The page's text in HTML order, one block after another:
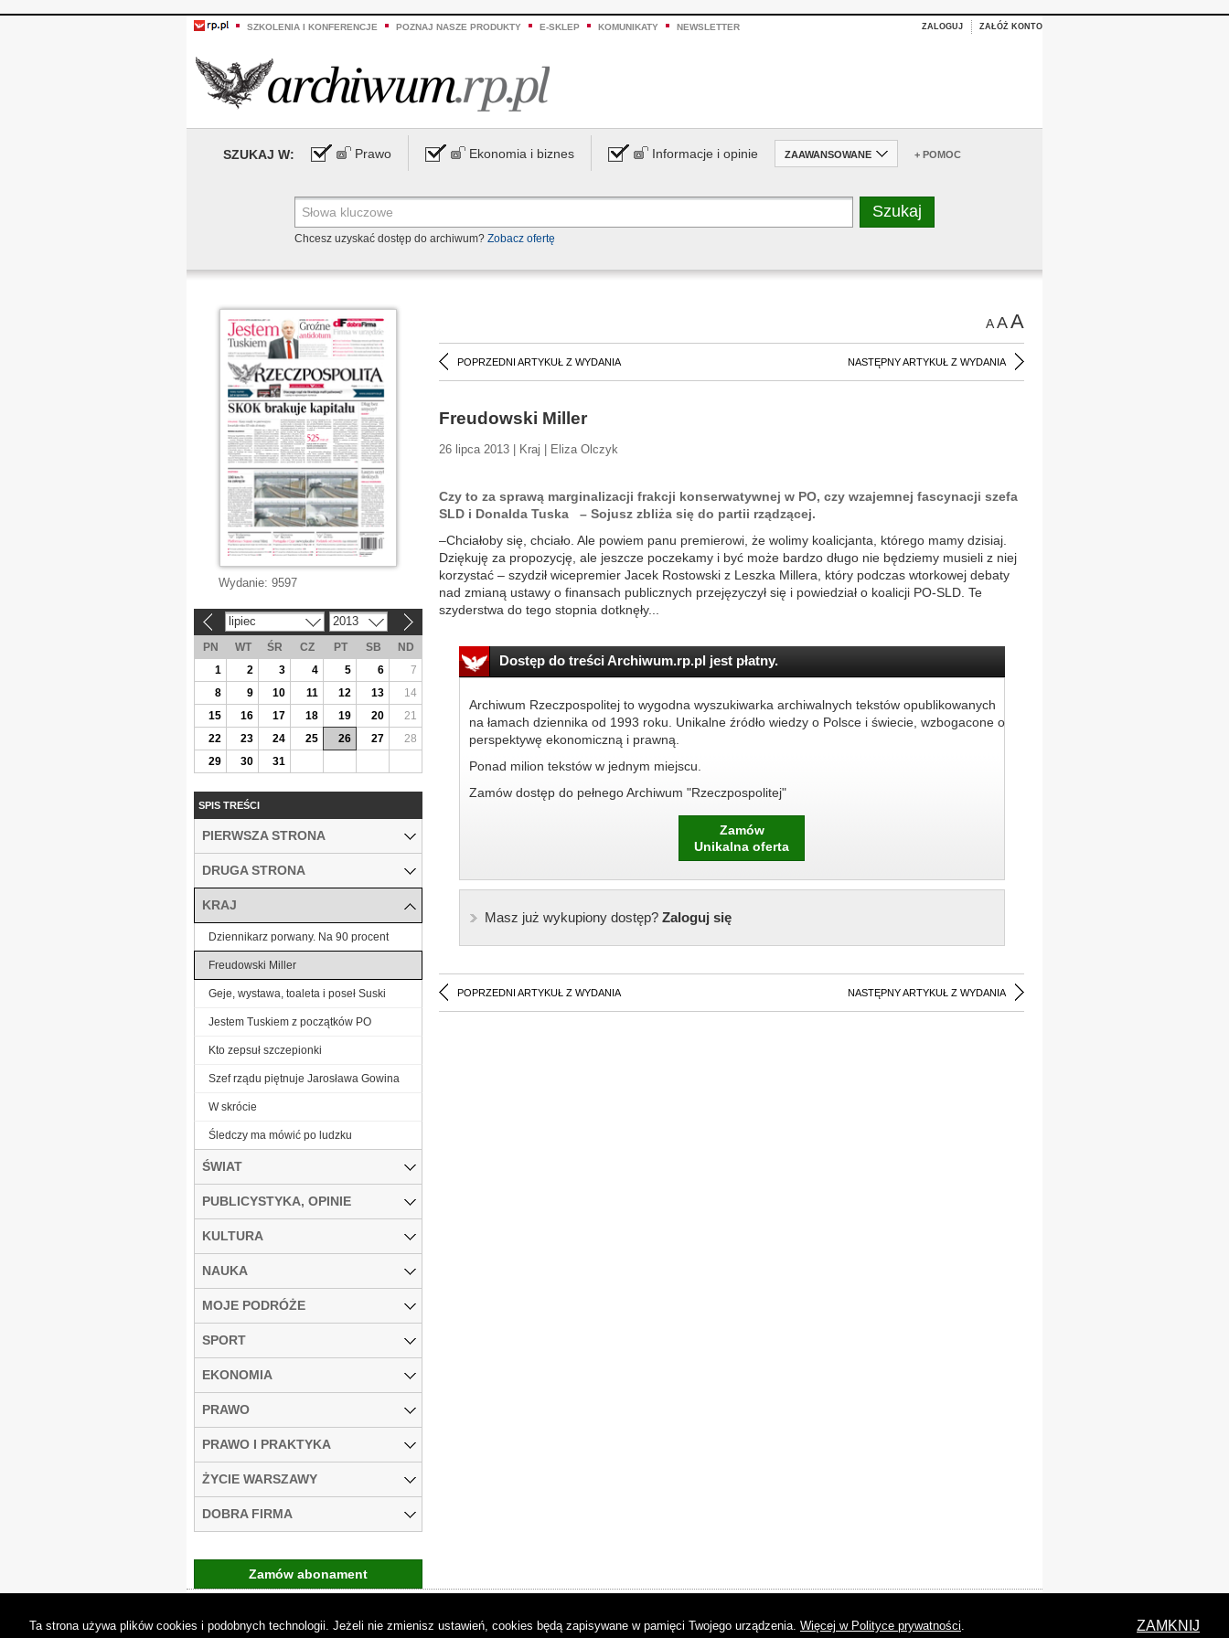
SZKOLENIA I KONFERENCJE POZNAJ NASZE PRODUKTY E-SKLEP KOMUNIKATY NEWSLETTER ZALOGUJ ZAŁÓŻ KONTO
SZUKAJ W: Prawo Ekonomia i biznes Informacje i opinie ZAAWANSOWANE + POMOC
Chcesz uzyskać dostęp do archiwum? Zobacz ofertę
AAA
POPRZEDNI ARTYKUŁ Z WYDANIA NASTĘPNY ARTYKUŁ Z WYDANIA
Freudowski Miller
26 lipca 2013 | Kraj | Eliza Olczyk
Czy to za sprawą marginalizacji frakcji konserwatywnej w PO, czy wzajemnej fascynacji szefa
SLD i Donalda Tuska – Sojusz zbliża się do partii rządzącej.
–Chciałoby się, chciało. Ale powiem panu premierowi, że wolimy koalicjanta, którego mamy dzisiaj.
Dziękuję za propozycję, ale jeszcze poczekamy i być może bardzo długo nie będziemy musieli z niej
korzystać – szydził wicepremier Jacek Rostowski z Leszka Millera, który podczas wtorkowej debaty
nad zmianą ustawy o finansach publicznych przejęzyczył się i powiedział o koalicji PO-SLD. Te
szyderstwa do tego stopnia dotknęły...
Dostęp do treści Archiwum.rp.pl jest płatny.
Archiwum Rzeczpospolitej to wygodna wyszukiwarka archiwalnych tekstów opublikowanych
na łamach dziennika od 1993 roku. Unikalne źródło wiedzy o Polsce i świecie, wzbogacone o
perspektywę ekonomiczną i prawną.
Ponad milion tekstów w jednym miejscu.
Zamów dostęp do pełnego Archiwum "Rzeczpospolitej"
Zamów
Unikalna oferta
Masz już wykupiony dostęp?Zaloguj się
POPRZEDNI ARTYKUŁ Z WYDANIA NASTĘPNY ARTYKUŁ Z WYDANIA
Wydanie: 9597
lipiec 2013
PN WT ŚR CZ PT SB
ND
1
2 3 4 5 6
7
8
9 10 11 12 13
14
15
16 17 18 19 20
21
22
23 24 25 26 27
28
29
30 31
SPIS TREŚCI
PIERWSZA STRONA
DRUGA STRONA
KRAJ
Dziennikarz porwany. Na 90 procent
Freudowski Miller
Geje, wystawa, toaleta i poseł Suski
Jestem Tuskiem z początków PO
Kto zepsuł szczepionki
Szef rządu piętnuje Jarosława Gowina
W skrócie
Śledczy ma mówić po ludzku
ŚWIAT
PUBLICYSTYKA, OPINIE
KULTURA
NAUKA
MOJE PODRÓŻE
SPORT
EKONOMIA
PRAWO
PRAWO I PRAKTYKA
ŻYCIE WARSZAWY
DOBRA FIRMA
Zamów abonament
Ta strona używa plików cookies i podobnych technologii. Jeżeli nie zmienisz ustawień, cookies będą zapisywane w pamięci Twojego urządzenia. Więcej w Polityce prywatności. ZAMKNIJ